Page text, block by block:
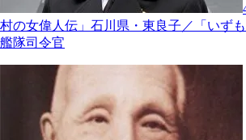
村の女偉人伝」石川県・東良子／「いず
艦隊司令官